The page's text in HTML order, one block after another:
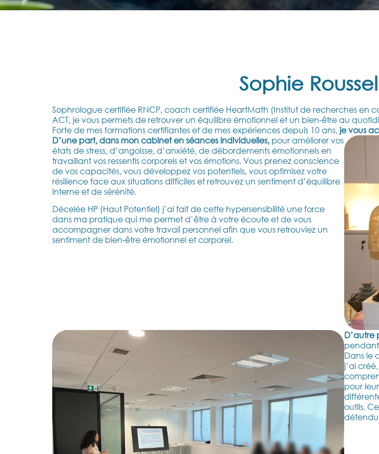
Sophie
Sophrologue certifiée RNCP, coach certifiée HeartMath (Institut de recherches
ACT, je vous permets de retrouver un équilibre émotionnel et un bien-être au
Forte de mes formations certifiantes et de mes expériences depuis 10 ans,je vous
D’une part, dans mon cabinet en séances individuelles, pour améliorer vos
états de stress, d’angoisse, d’anxiété, de débordements émotionnels en
travaillant vos ressentis corporels et vos émotions. Vous prenez conscience
de vos capacités, vous développez vos potentiels, vous optimisez votre
résilience face aux situations difficiles et retrouvez un sentiment d’équilibre
interne et de sérénité.
Décelée HP (Haut Potentiel) j’ai fait de cette hypersensibilité une force
dans ma pratique qui me permet d’être à votre écoute et de vous
accompagner dans votre travail personnel afin que vous retrouviez un
sentiment de bien-être émotionnel et corporel.
D’autre
pendant
Dans le
j’ai créé,
pour
outils.